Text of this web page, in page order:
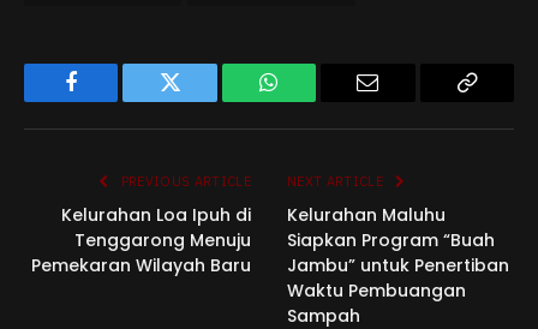
Facebook Twitter WhatsApp
PREVIOUS ARTICLE
Kelurahan Loa Ipuh di
Tenggarong Menuju
Pemekaran Wilayah Baru
NEXT ARTICLE
Kelurahan Maluhu
Siapkan Program “Buah
Jambu” untuk Penertiban
Waktu Pembuangan
Sampah